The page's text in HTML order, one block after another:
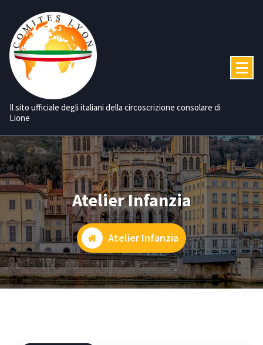
contenuto
Il sito ufficiale degli italiani della circoscrizione consolare di
Lione
Atelier Infanzia
Atelier Infanzia